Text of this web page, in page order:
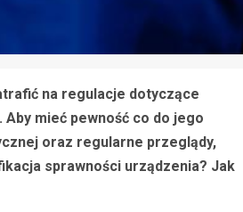
na regulacje dotyczące
mieć pewność co do jego
oraz regularne przeglądy,
sprawności urządzenia? Jak